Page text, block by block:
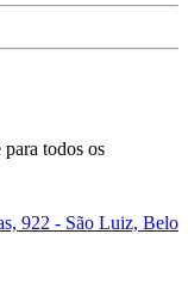
todos os
922 - São Luiz, Belo